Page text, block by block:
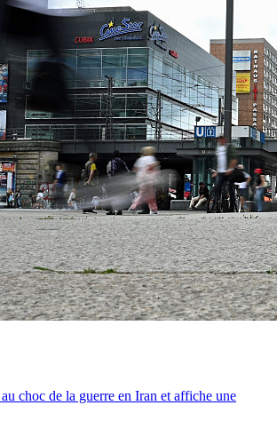
choc de la guerre en Iran et affiche une